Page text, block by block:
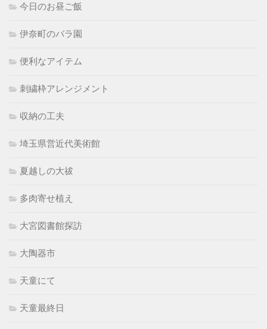
今日のお昼ご飯
伊奈町のバラ園
便利なアイテム
刺繍枠アレンジメント
収納の工夫
埼玉県営近代美術館
夏越しの大祓
多肉寄せ植え
大宮図書館探訪
大陶器市
天童にて
天童最終日